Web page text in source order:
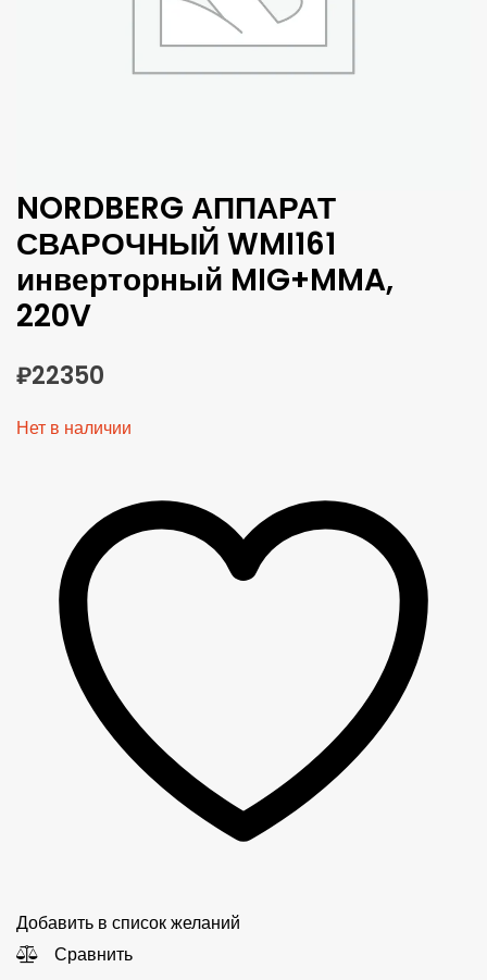
NORDBERG АППАРАТ
СВАРОЧНЫЙ WMI161
инверторный MIG+MMA,
220V
₽22350
Нет в наличии
Добавить в список желаний
Сравнить